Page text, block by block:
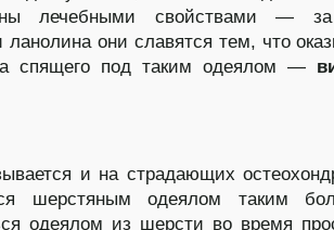
лечебными свойствами —
они славятся тем, что
спящего под таким одеялом —
и на страдающих
шерстяным одеялом таким
одеялом из шерсти во время